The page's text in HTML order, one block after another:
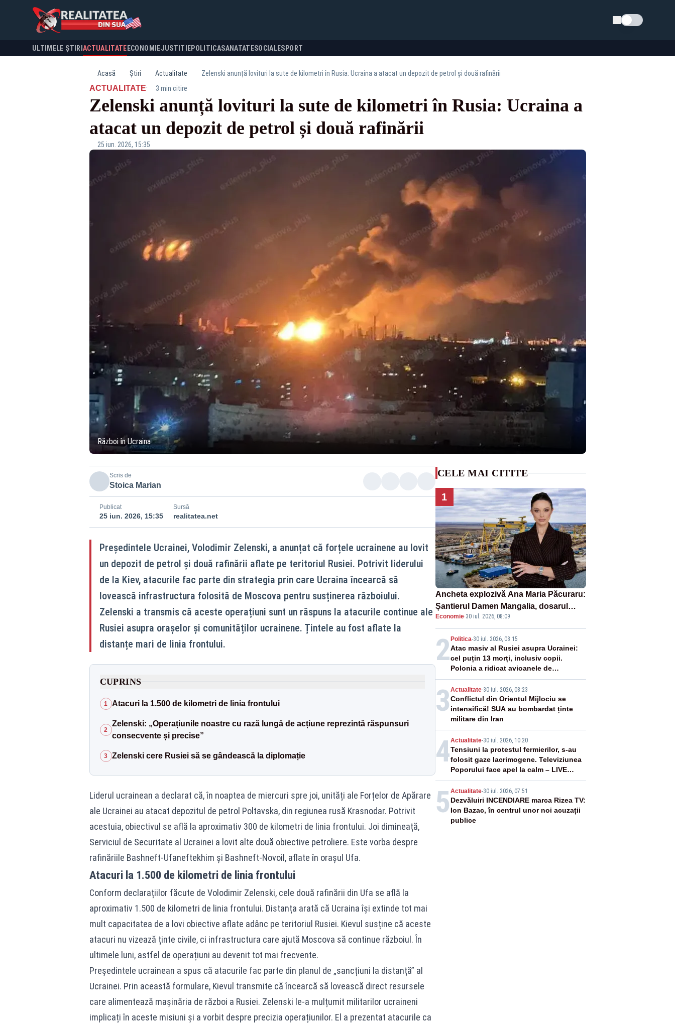
Schimba tema
ULTIMELE ȘTIRI ACTUALITATE ECONOMIEJUSTITIEPOLITICASANATATESOCIALESPORT
Acasă Știri Actualitate Zelenski anunță lovituri la sute de kilometri în Rusia: Ucraina a atacat un depozit de petrol și două rafinării
ACTUALITATE· 3 min citire
Zelenski anunță lovituri la sute de kilometri în Rusia: Ucraina a
atacat un depozit de petrol și două rafinării
25 iun. 2026, 15:35
Război în Ucraina
Scris de
Stoica Marian
Publicat
25 iun. 2026, 15:35
Sursă
realitatea.net
Președintele Ucrainei, Volodimir Zelenski, a anunțat că forțele ucrainene au lovit
un depozit de petrol și două rafinării aflate pe teritoriul Rusiei. Potrivit liderului
de la Kiev, atacurile fac parte din strategia prin care Ucraina încearcă să
lovească infrastructura folosită de Moscova pentru susținerea războiului.
Zelenski a transmis că aceste operațiuni sunt un răspuns la atacurile continue ale
Rusiei asupra orașelor și comunităților ucrainene. Țintele au fost aflate la
distanțe mari de linia frontului.
CUPRINS
1 Atacuri la 1.500 de kilometri de linia frontului
2
Zelenski: „Operațiunile noastre cu rază lungă de acțiune reprezintă răspunsuri
consecvente și precise”
3 Zelenski cere Rusiei să se gândească la diplomație
Liderul ucrainean a declarat că, în noaptea de miercuri spre joi, unități ale Forțelor de Apărare
ale Ucrainei au atacat depozitul de petrol Poltavska, din regiunea rusă Krasnodar. Potrivit
acestuia, obiectivul se află la aproximativ 300 de kilometri de linia frontului. Joi dimineață,
Serviciul de Securitate al Ucrainei a lovit alte două obiective petroliere. Este vorba despre
rafinăriile Bashneft-Ufaneftekhim și Bashneft-Novoil, aflate în orașul Ufa.
Atacuri la 1.500 de kilometri de linia frontului
Conform declarațiilor făcute de Volodimir Zelenski, cele două rafinării din Ufa se află la
aproximativ 1.500 de kilometri de linia frontului. Distanța arată că Ucraina își extinde tot mai
mult capacitatea de a lovi obiective aflate adânc pe teritoriul Rusiei. Kievul susține că aceste
atacuri nu vizează ținte civile, ci infrastructura care ajută Moscova să continue războiul. În
ultimele luni, astfel de operațiuni au devenit tot mai frecvente.
Președintele ucrainean a spus că atacurile fac parte din planul de „sancțiuni la distanță” al
Ucrainei. Prin această formulare, Kievul transmite că încearcă să lovească direct resursele
care alimentează mașinăria de război a Rusiei. Zelenski le-a mulțumit militarilor ucraineni
implicați în aceste misiuni și a vorbit despre precizia operațiunilor. El a prezentat atacurile ca
CELE MAI CITITE
1
Ancheta explozivă Ana Maria Păcuraru:
Șantierul Damen Mangalia, dosarul
care scufundă apărarea României
Economie·30 iul. 2026, 08:09
2 Politica-30 iul. 2026, 08:15
Atac masiv al Rusiei asupra Ucrainei:
cel puțin 13 morți, inclusiv copii.
Polonia a ridicat avioanele de
vânătoare
3 Actualitate-30 iul. 2026, 08:23
Conflictul din Orientul Mijlociu se
intensifică! SUA au bombardat ținte
militare din Iran
4Actualitate-30 iul. 2026, 10:20
Tensiuni la protestul fermierilor, s-au
folosit gaze lacrimogene. Televiziunea
Poporului face apel la calm – LIVE
TEXT
5 Actualitate-30 iul. 2026, 07:51
Dezvăluiri INCENDIARE marca Rizea TV:
Ion Bazac, în centrul unor noi acuzații
publice